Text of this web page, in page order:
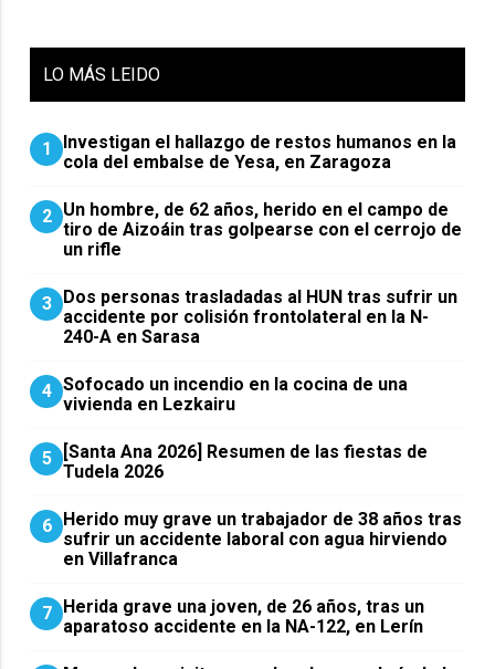
LO MÁS LEIDO
1
Investigan el hallazgo de restos humanos en la
cola del embalse de Yesa, en Zaragoza
2 Un hombre, de 62 años, herido en el campo de
tiro de Aizoáin tras golpearse con el cerrojo de
un rifle
3
​Dos personas trasladadas al HUN tras sufrir un
accidente por colisión frontolateral en la N-
240-A en Sarasa
4 Sofocado un incendio en la cocina de una
vivienda en Lezkairu
5
[Santa Ana 2026] Resumen de las fiestas de
Tudela 2026
6
Herido muy grave un trabajador de 38 años tras
sufrir un accidente laboral con agua hirviendo
en Villafranca
7
Herida grave una joven, de 26 años, tras un
aparatoso accidente en la NA-122, en Lerín